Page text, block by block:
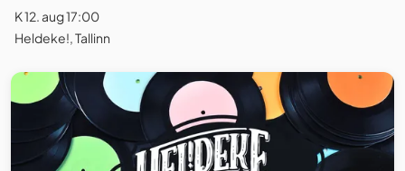
K 12. aug 17:00
Heldeke!, Tallinn